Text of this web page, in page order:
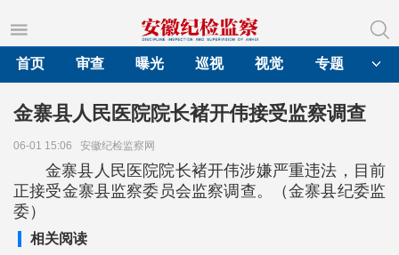
首页
审查 曝光 巡视 视觉 专题
金寨县人民医院院长褚开伟接受监察调查
06-01 15:06 安徽纪检监察网
金寨县人民医院院长褚开伟涉嫌严重违法，目前
正接受金寨县监察委员会监察调查。（金寨县纪委监
委）
相关阅读